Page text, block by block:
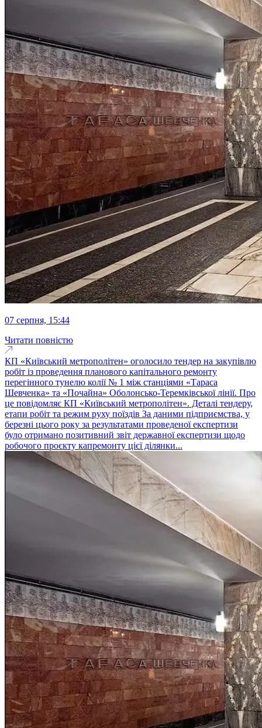
07 серпня, 15:44
Читати повністю
КП «Київський метрополітен» оголосило тендер на закупівлю
робіт із проведення планового капітального ремонту
перегінного тунелю колії № 1 між станціями «Тараса
Шевченка» та «Почайна» Оболонсько-Теремківської лінії. Про
це повідомляє КП «Київський метрополітен». Деталі тендеру,
етапи робіт та режим руху поїздів За даними підприємства, у
березні цього року за результатами проведеної експертизи
було отримано позитивний звіт державної експертизи щодо
робочого проєкту капремонту цієї ділянки...